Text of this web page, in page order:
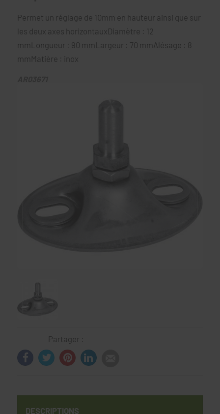
Permet un réglage de 10mm en hauteur ainsi que sur
les deux axes horizontauxDiamètre : 12
mmLongueur : 90 mmLargeur : 70 mmAlésage : 8
mmMatière : inox
Partager :
DESCRIPTIONS